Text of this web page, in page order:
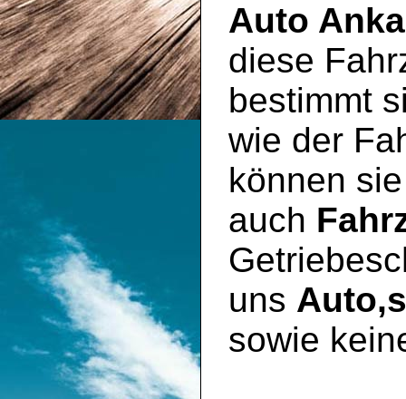
Auto
diese
bestimmt
wie der
können
auch
uns Auto,s
sowie